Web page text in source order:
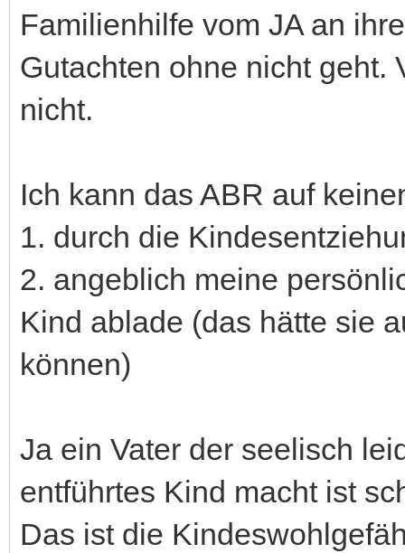
Familienhilfe vom JA an
Gutachten ohne nicht geht.
nicht.
Ich kann das ABR auf
1. durch die
2. angeblich meine
Kind ablade (das hätte sie
können)
Ja ein Vater der seelisch
entführtes Kind macht ist
Das ist die